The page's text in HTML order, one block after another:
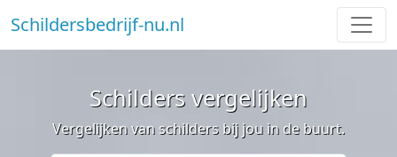
Schildersbedrijf-nu.nl
Schilders vergelijken
Vergelijken van schilders bij jou in de buurt.